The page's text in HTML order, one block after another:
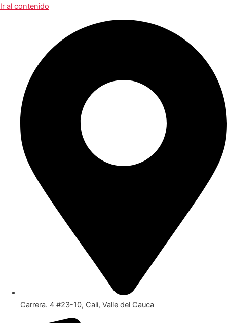
Ir al contenido
Carrera. 4 #23-10, Cali, Valle del Cauca